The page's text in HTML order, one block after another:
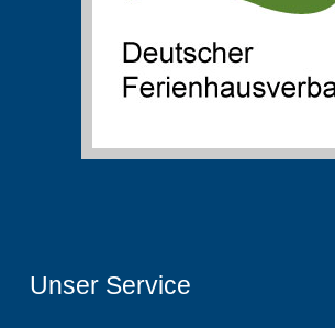
Unser Service